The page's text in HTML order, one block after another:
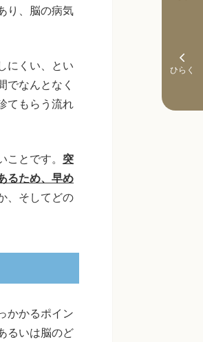
り、脳の病気
にくい、とい
でなんとなく
てもらう流れ
とです。 突
るため、早め
、そしてどの
かかるポイン
るいは脳のど